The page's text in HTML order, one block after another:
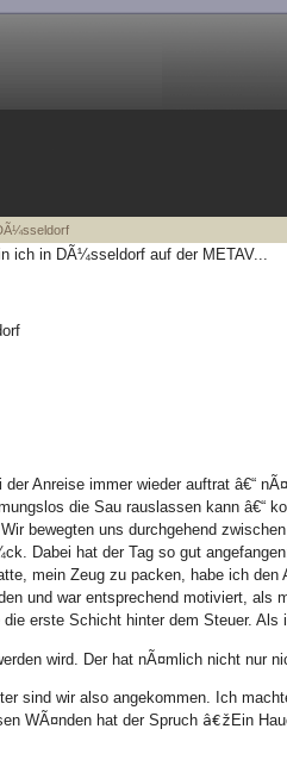
ich in DÃ¼sseldorf auf der METAV...
der Anreise immer wieder auftrat â€“
die Sau rauslassen kann â€“
bewegten uns durchgehend
Dabei hat der Tag so gut
mein Zeug zu packen, habe ich
und war entsprechend motiviert, als
die erste Schicht hinter dem Steuer.
wird. Der hat nÃ¤mlich nicht nur
sind wir also angekommen. Ich
WÃ¤nden hat der Spruch â€ž Ein